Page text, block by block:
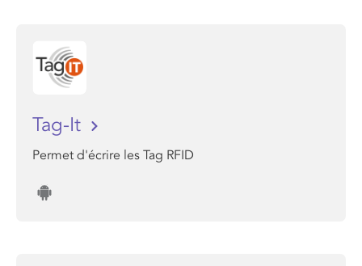
Tag-It
Permet d'écrire les Tag RFID